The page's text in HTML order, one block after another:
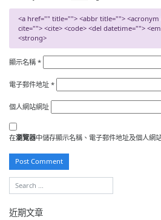
<a href="" title=""> <abbr title="">
cite=""> <cite> <code> <del datetime="">
<strong>
顯示名稱 *
電子郵件地址 *
個人網站網址
在瀏覽器中儲存顯示名稱、電子郵件地址及個人網
近期文章